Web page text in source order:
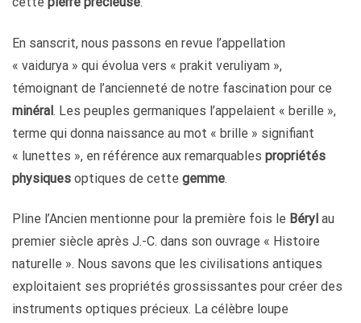
En sanscrit, nous passons en revue l’appellation
« vaidurya » qui évolua vers « prakit veruliyam »,
témoignant de l’ancienneté de notre fascination pour ce
minéral. Les peuples germaniques l’appelaient « berille »,
terme qui donna naissance au mot « brille » signifiant
« lunettes », en référence aux remarquables propriétés
physiques optiques de cette gemme.
Pline l’Ancien mentionne pour la première fois le Béryl au
premier siècle après J.-C. dans son ouvrage « Histoire
naturelle ». Nous savons que les civilisations antiques
exploitaient ses propriétés grossissantes pour créer des
instruments optiques précieux. La célèbre loupe